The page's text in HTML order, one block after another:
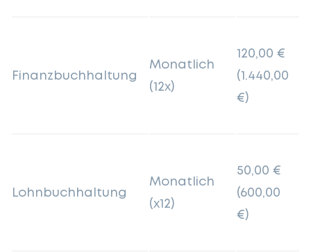
Finanzbuchhaltung
Monatlich
(12x)
120,00 €
(1.440,00
€)
Lohnbuchhaltung
Monatlich
(x12)
50,00 €
(600,00
€)